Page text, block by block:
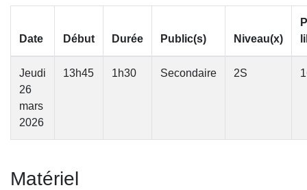
Date Début Durée Public(s) Niveau(x)
Jeudi
26
mars
2026
13h45 1h30 Secondaire 2S
Matériel